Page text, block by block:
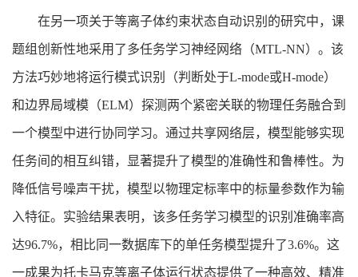
在另一项关于等离子体约束状态自动识别的研究中，课
题组创新性地采用了多任务学习神经网络（MTL-NN）。该
方法巧妙地将运行模式识别（判断处于L-mode或H-mode）
和边界局域模（ELM）探测两个紧密关联的物理任务融合到
一个模型中进行协同学习。通过共享网络层，模型能够实现
任务间的相互纠错，显著提升了模型的准确性和鲁棒性。为
降低信号噪声干扰，模型以物理定标率中的标量参数作为输
入特征。实验结果表明，该多任务学习模型的识别准确率高
达96.7%，相比同一数据库下的单任务模型提升了3.6%。这
一成果为托卡马克等离子体运行状态提供了一种高效、精准